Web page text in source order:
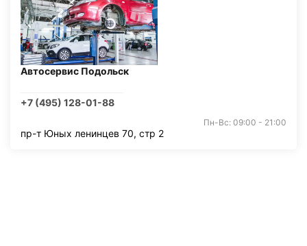
Автосервис Подольск
+7 (495) 128-01-88
Пн-Вс: 09:00 - 21:00
пр-т Юных ленинцев 70, стр 2